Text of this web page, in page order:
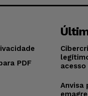
PDF
Anvisa